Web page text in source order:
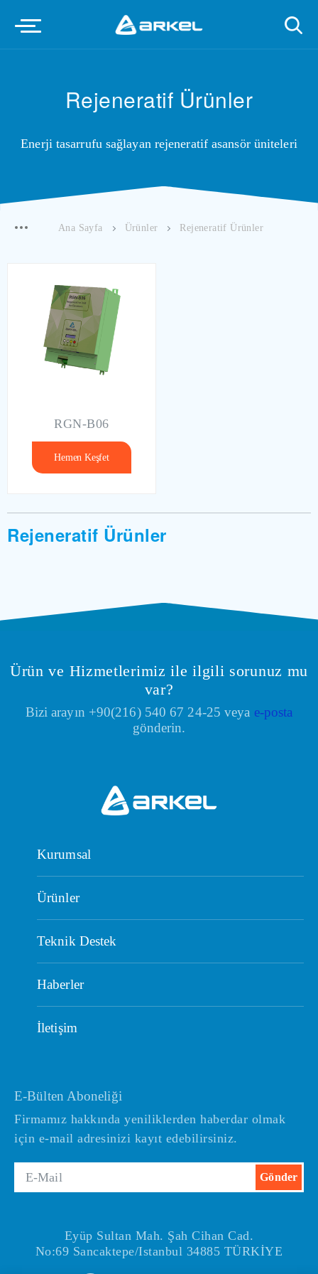
Rejeneratif Ürünler
Enerji tasarrufu sağlayan rejeneratif asansör üniteleri
Ana Sayfa Ürünler Rejeneratif Ürünler
RGN-B06
Hemen Keşfet
Rejeneratif Ürünler
Ürün ve Hizmetlerimiz ile ilgili sorunuz mu
var?
Bizi arayın +90(216) 540 67 24-25 veya e-posta
gönderin.
Kurumsal
Ürünler
Teknik Destek
Haberler
İletişim
E-Bülten Aboneliği
Firmamız hakkında yeniliklerden haberdar olmak
için e-mail adresinizi kayıt edebilirsiniz.
Eyüp Sultan Mah. Şah Cihan Cad.
No:69 Sancaktepe/Istanbul 34885 TÜRKİYE